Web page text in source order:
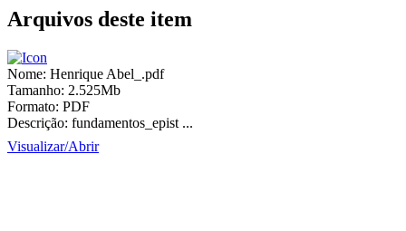
Arquivos deste item
Nome: Henrique Abel_.pdf
Tamanho: 2.525Mb
Formato: PDF
Descrição: fundamentos_epist ...
Visualizar/Abrir